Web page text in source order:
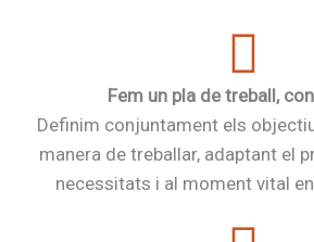
Fem un pla de treball,
Definim conjuntament els
manera de treballar, adaptant el
necessitats i al moment vital